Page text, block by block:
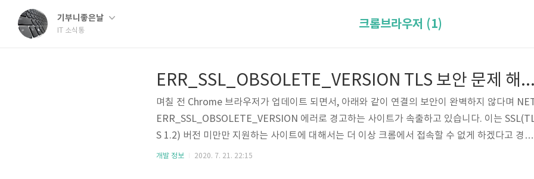
기부니좋은날
IT 소식통 크롬브라우저 (1)
ERR_SSL_OBSOLETE_VERSION TLS 보안 문제 해결하기
며칠 전 Chrome 브라우저가 업데이트 되면서, 아래와 같이 연결의 보안이 완벽하지 않다며
ERR_SSL_OBSOLETE_VERSION 에러로 경고하는 사이트가 속출하고 있습니다. 이는
S 1.2) 버전 미만만 지원하는 사이트에 대해서는 더 이상 크롬에서 접속할 수 없게 하겠다고 경고
하는 것입니다. 이는 갑작스러운 것은 아니며, 구글(크롬)에서 약 1년 전쯤부터 예고했었습니다. T
개발 정보 2020. 7. 21. 22:15